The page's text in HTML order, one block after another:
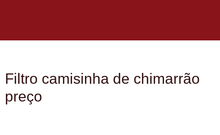
Filtro camisinha de chimarrão
preço